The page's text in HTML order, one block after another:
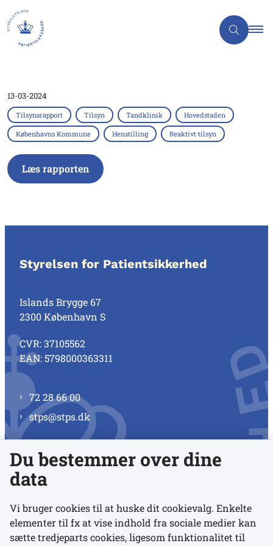
13-03-2024
Tilsynsrapport Tilsyn Tandklinik Hovedstaden
Københavns Kommune Henstilling Reaktivt tilsyn
Læs rapporten
Styrelsen for Patientsikkerhed
Islands Brygge 67
2300 København S
CVR: 37105562
EAN: 5798000363311
72 28 66 00
stps@stps.dk
Se alle kontaktnumre
Links
Du bestemmer over dine
data
Vi bruger cookies til at huske dit cookievalg. Enkelte
elementer til fx at vise indhold fra sociale medier kan
sætte tredjeparts cookies, ligesom funktionalitet til